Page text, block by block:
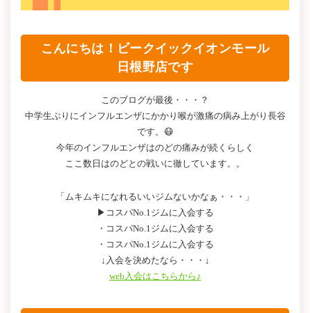
こんにちは！ビークイックイオンモール
日根野店です
このブログが最後・・・？
中学生ぶりにインフルエンザにかかり喉が激痛の病み上がり長谷
です。😷
今年のインフルエンザはのどの痛みが続くらしく
ここ数日はのどとの戦いに徹しています。。
「ムキムキになれるいいジムないかなぁ・・・」
▶コスパNo.1ジムに入会する
・コスパNo.1ジムに入会する
・コスパNo.1ジムに入会する
↓入会を決めたなら・・・↓
web入会はこちらから♪